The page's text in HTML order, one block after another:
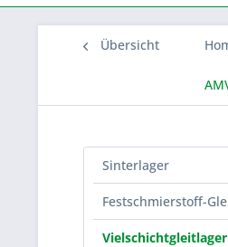
Übersicht
Sinterlager
Festschmierstoff-
Vielschichtgleitlager